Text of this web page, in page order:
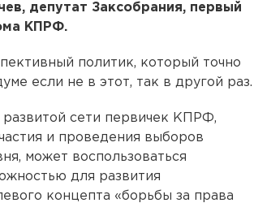
депутат Заксобрания, первый
КПРФ.
политик, который точно
если не в этот, так в другой раз.
сети первичек КПРФ,
и проведения выборов
может воспользоваться
для развития
концепта «борьбы за права